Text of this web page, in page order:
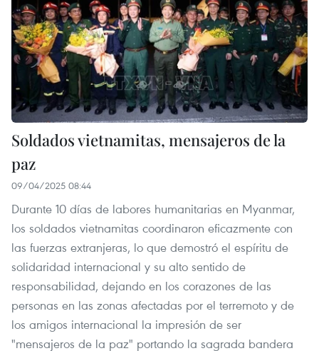
Soldados vietnamitas, mensajeros de la
paz
09/04/2025 08:44
Durante 10 días de labores humanitarias en Myanmar,
los soldados vietnamitas coordinaron eficazmente con
las fuerzas extranjeras, lo que demostró el espíritu de
solidaridad internacional y su alto sentido de
responsabilidad, dejando en los corazones de las
personas en las zonas afectadas por el terremoto y de
los amigos internacional la impresión de ser
"mensajeros de la paz" portando la sagrada bandera